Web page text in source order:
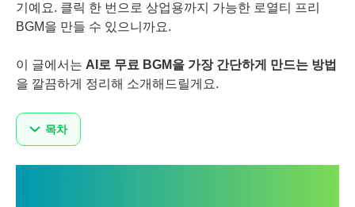
기예요. 클릭 한 번으로 상업용까지 가능한 로열티 프리
BGM을 만들 수 있으니까요.
이 글에서는 AI로 무료 BGM을 가장 간단하게 만드는 방법
을 깔끔하게 정리해 소개해드릴게요.
목차